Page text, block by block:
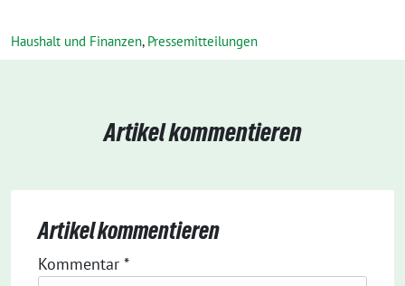
Haushalt und Finanzen, Pressemitteilungen
Artikel kommentieren
Artikel kommentieren
Kommentar *